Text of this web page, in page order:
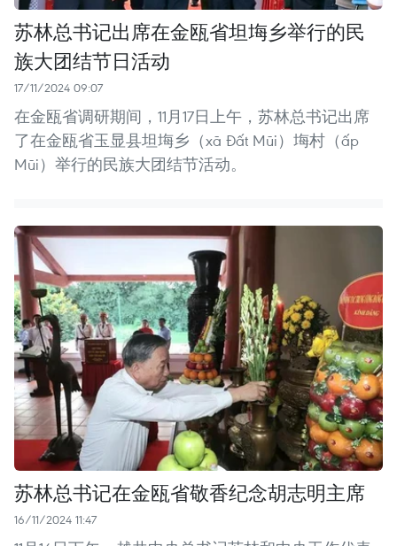
苏林总书记出席在金瓯省坦㙁乡举行的民
族大团结节日活动
17/11/2024 09:07
在金瓯省调研期间，11月17日上午，苏林总书记出席
了在金瓯省玉显县坦㙁乡（xã Đất Mũi）㙁村（ấp
Mũi）举行的民族大团结节活动。
苏林总书记在金瓯省敬香纪念胡志明主席
16/11/2024 11:47